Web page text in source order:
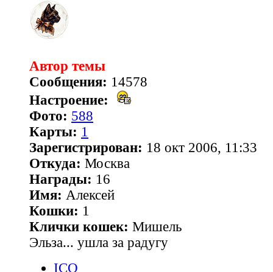
Автор темы
Сообщения: 14578
Настроение:
Фото: 588
Карты: 1
Зарегистрирован: 18 окт 2006, 11:33
Откуда: Москва
Награды: 16
Имя: Алексей
Кошки: 1
Клички кошек: Мишель
Эльза... ушла за радугу
ICQ